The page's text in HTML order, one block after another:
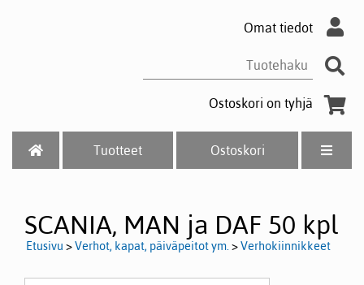
Omat tiedot
Ostoskori on tyhjä
Tuotteet Ostoskori
SCANIA, MAN ja DAF 50 kpl
Etusivu >Verhot, kapat, päiväpeitot ym. >Verhokiinnikkeet